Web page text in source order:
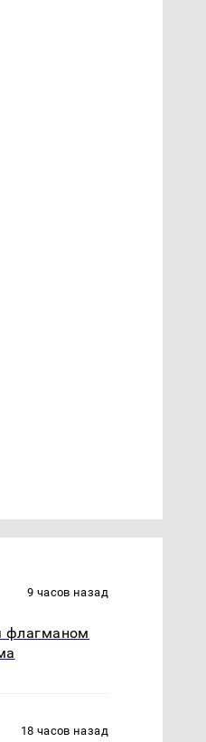
9 часов назад
флагманом
18 часов назад